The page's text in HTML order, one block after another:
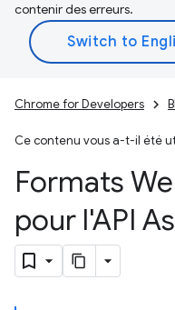
contenir des erreurs.
Chrome for Developers
Ce contenu vous a-t-il été
Formats
pour l'API